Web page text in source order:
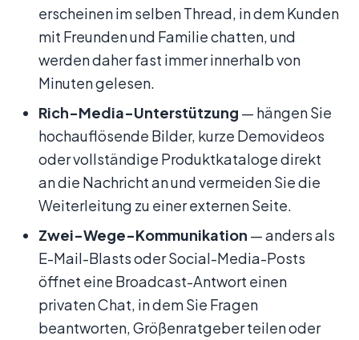
erscheinen im selben Thread, in dem Kunden
mit Freunden und Familie chatten, und
werden daher fast immer innerhalb von
Minuten gelesen.
Rich-Media-Unterstützung — hängen Sie
hochauflösende Bilder, kurze Demovideos
oder vollständige Produktkataloge direkt
an die Nachricht an und vermeiden Sie die
Weiterleitung zu einer externen Seite.
Zwei-Wege-Kommunikation — anders als
E-Mail-Blasts oder Social-Media-Posts
öffnet eine Broadcast-Antwort einen
privaten Chat, in dem Sie Fragen
beantworten, Größenratgeber teilen oder